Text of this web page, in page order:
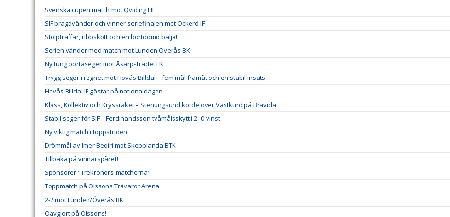
Svenska cupen match mot Qviding FIF
SIF bragdvänder och vinner seriefinalen mot Öckerö IF
Stolpträffar, ribbskott och en bortdömd balja!
Serien vänder med match mot Lunden Överås BK
Ny tung bortaseger mot Åsarp-Trädet FK
Trygg seger i regnet mot Hovås-Billdal – fem mål framåt och en stabil insats
Hovås Billdal IF gästar på nationaldagen
Klass, Kollektiv och Kryssraket – Stenungsund körde över Västkurd på Bravida
Stabil seger för SIF – Ferdinandsson tvåmålsskytt i 2–0-vinst
Ny viktig match i toppstriden
Drömmål av Imer Beqiri mot Skepplanda BTK
Tillbaka på vinnarspåret!
Sponsorer "Trekronors-matcherna"
Toppmatch på Olssons Trävaror Arena
2-2 mot Lunden/Överås BK
Oavgjort på Olssons!